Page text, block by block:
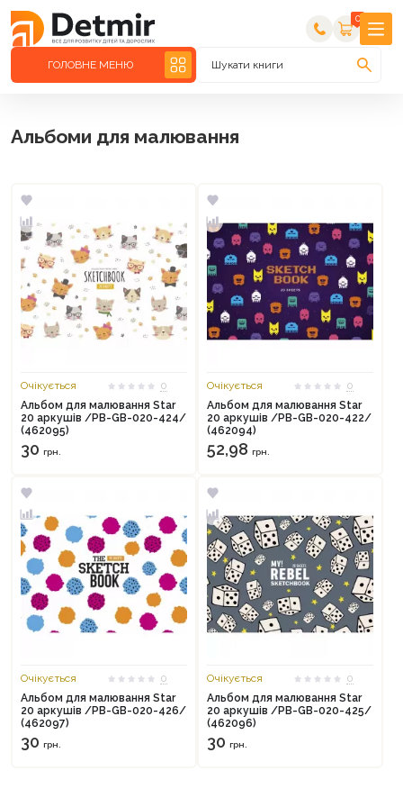
0
ГОЛОВНЕ МЕНЮ Шукати книги
Альбоми для малювання
Очікується
0
Альбом для малювання Star
20 аркушів /PB-GB-020-424/
(462095)
30 грн.
Очікується
0
Альбом для малювання Star
20 аркушів /PB-GB-020-422/
(462094)
52,98 грн.
Очікується
0
Альбом для малювання Star
20 аркушів /PB-GB-020-426/
(462097)
30 грн.
Очікується
0
Альбом для малювання Star
20 аркушів /PB-GB-020-425/
(462096)
30 грн.
Продовжити покупки